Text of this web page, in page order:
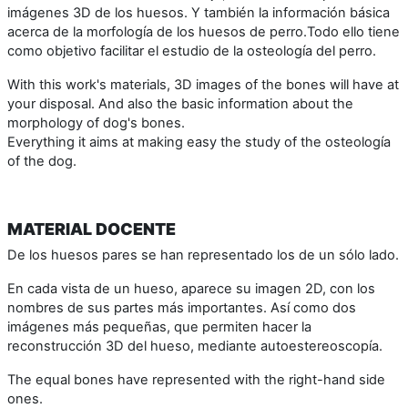
imágenes 3D de los huesos. Y también la información básica
acerca de la morfología de los huesos de perro.Todo ello tiene
como objetivo facilitar el estudio de la osteología del perro.
With this work's materials, 3D images of the bones will have at
your disposal. And also the basic information about the
morphology of dog's bones.
Everything it aims at making easy the study of the osteología
of the dog.
MATERIAL DOCENTE
De los huesos pares se han representado los de un sólo lado.
En cada vista de un hueso, aparece su imagen 2D, con los
nombres de sus partes más importantes. Así como dos
imágenes más pequeñas, que permiten hacer la
reconstrucción 3D del hueso, mediante autoestereoscopía.
The equal bones have represented with the right-hand side
ones.